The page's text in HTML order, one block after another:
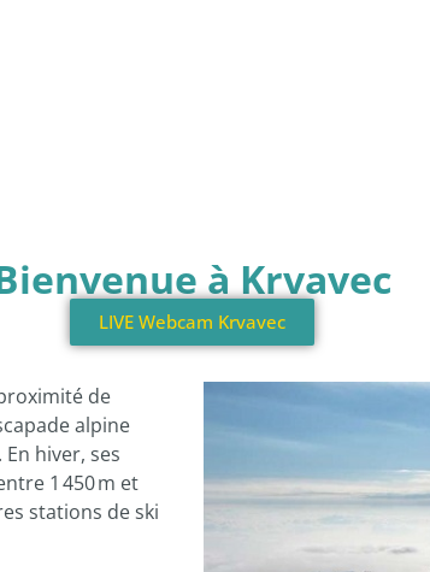
à Krvavec
LIVE Webcam Krvavec
de
alpine
hiver, ses
1 450 m et
stations de ski